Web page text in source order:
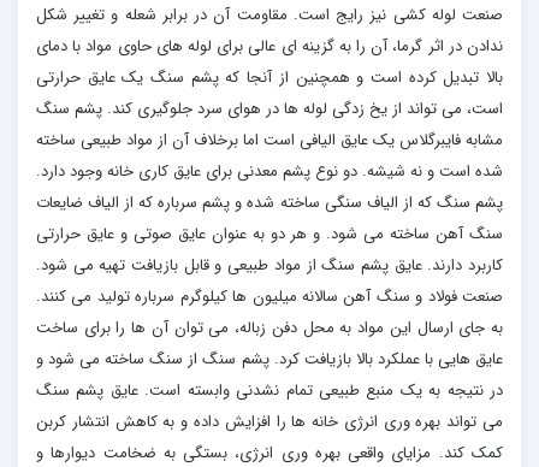
صنعت لوله کشی نیز رایج است. مقاومت آن در برابر شعله و تغییر شکل
ندادن در اثر گرما، آن را به گزینه ای عالی برای لوله های حاوی مواد با دمای
بالا تبدیل کرده است و همچنین از آنجا که پشم سنگ یک عایق حرارتی
است، می تواند از یخ زدگی لوله ها در هوای سرد جلوگیری کند. پشم سنگ
مشابه فایبرگلاس یک عایق الیافی است اما برخلاف آن از مواد طبیعی ساخته
شده است و نه شیشه. دو نوع پشم معدنی برای عایق کاری خانه وجود دارد.
پشم سنگ که از الیاف سنگی ساخته شده و پشم سرباره که از الیاف ضایعات
سنگ آهن ساخته می شود. و هر دو به عنوان عایق صوتی و عایق حرارتی
کاربرد دارند. عایق پشم سنگ از مواد طبیعی و قابل بازیافت تهیه می شود.
صنعت فولاد و سنگ آهن سالانه میلیون ها کیلوگرم سرباره تولید می کنند.
به جای ارسال این مواد به محل دفن زباله، می توان آن ها را برای ساخت
عایق هایی با عملکرد بالا بازیافت کرد. پشم سنگ از سنگ ساخته می شود و
در نتیجه به یک منبع طبیعی تمام نشدنی وابسته است. عایق پشم سنگ
می تواند بهره وری انرژی خانه ها را افزایش داده و به کاهش انتشار کربن
کمک کند. مزایای واقعی بهره وری انرژی، بستگی به ضخامت دیوارها و